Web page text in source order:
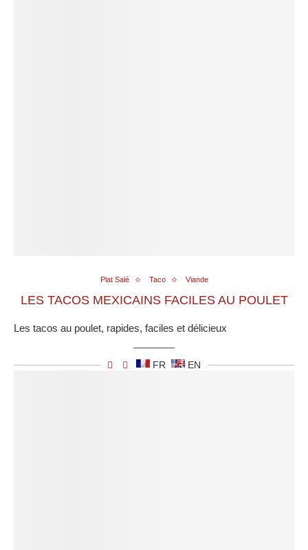
Plat Salé Taco Viande
LES TACOS MEXICAINS FACILES AU POULET
Les tacos au poulet, rapides, faciles et délicieux
FR EN